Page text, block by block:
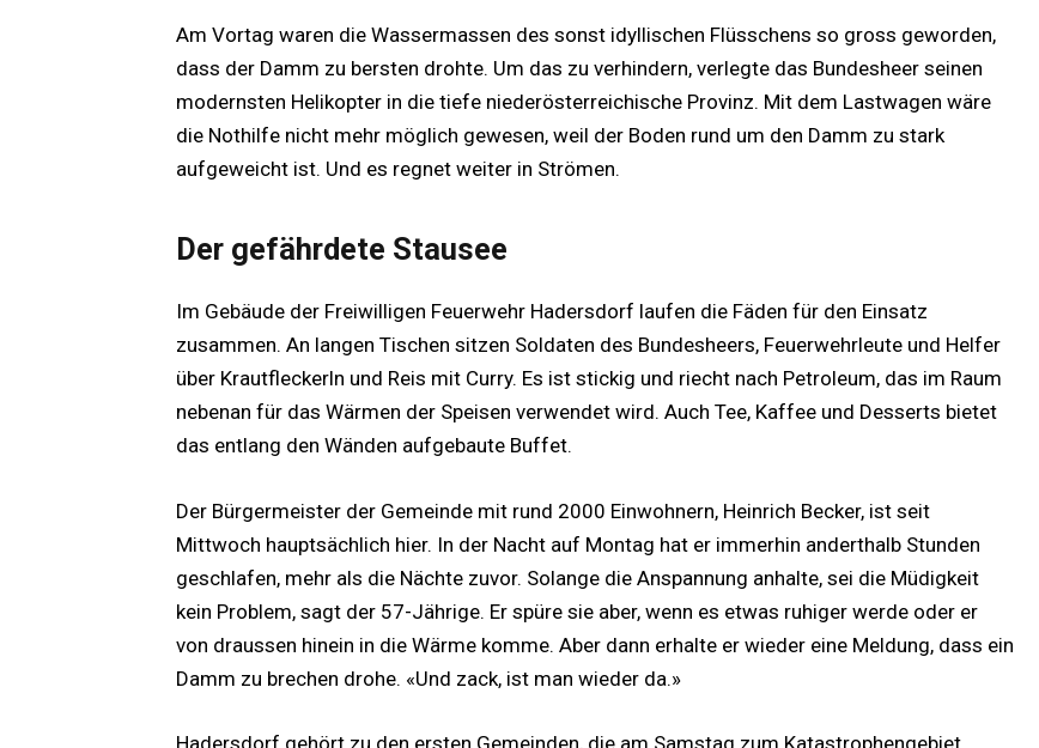
Am Vortag waren die Wassermassen des sonst idyllischen Flüsschens so gross geworden,
dass der Damm zu bersten drohte. Um das zu verhindern, verlegte das Bundesheer seinen
modernsten Helikopter in die tiefe niederösterreichische Provinz. Mit dem Lastwagen wäre
die Nothilfe nicht mehr möglich gewesen, weil der Boden rund um den Damm zu stark
aufgeweicht ist. Und es regnet weiter in Strömen.
Der gefährdete Stausee
Im Gebäude der Freiwilligen Feuerwehr Hadersdorf laufen die Fäden für den Einsatz
zusammen. An langen Tischen sitzen Soldaten des Bundesheers, Feuerwehrleute und Helfer
über Krautfleckerln und Reis mit Curry. Es ist stickig und riecht nach Petroleum, das im Raum
nebenan für das Wärmen der Speisen verwendet wird. Auch Tee, Kaffee und Desserts bietet
das entlang den Wänden aufgebaute Buffet.
Der Bürgermeister der Gemeinde mit rund 2000 Einwohnern, Heinrich Becker, ist seit
Mittwoch hauptsächlich hier. In der Nacht auf Montag hat er immerhin anderthalb Stunden
geschlafen, mehr als die Nächte zuvor. Solange die Anspannung anhalte, sei die Müdigkeit
kein Problem, sagt der 57-Jährige. Er spüre sie aber, wenn es etwas ruhiger werde oder er
von draussen hinein in die Wärme komme. Aber dann erhalte er wieder eine Meldung, dass ein
Damm zu brechen drohe. «Und zack, ist man wieder da.»
Hadersdorf gehört zu den ersten Gemeinden, die am Samstag zum Katastrophengebiet